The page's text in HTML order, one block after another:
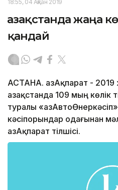
18:55, 04 Ақпан 2019
Қазақстанда жаңа
қандай
АСТАНА. ҚазАқпарат -
Қазақстанда 109 мың көлік
туралы
кәсіпорындар одағынан
ҚазАқпарат тілшісі.